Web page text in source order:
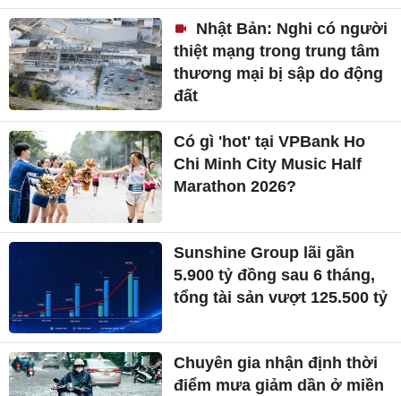
Nhật Bản: Nghi có người
thiệt mạng trong trung tâm
thương mại bị sập do động
đất
Có gì 'hot' tại VPBank Ho
Chi Minh City Music Half
Marathon 2026?
Sunshine Group lãi gần
5.900 tỷ đồng sau 6 tháng,
tổng tài sản vượt 125.500 tỷ
Chuyên gia nhận định thời
điểm mưa giảm dần ở miền